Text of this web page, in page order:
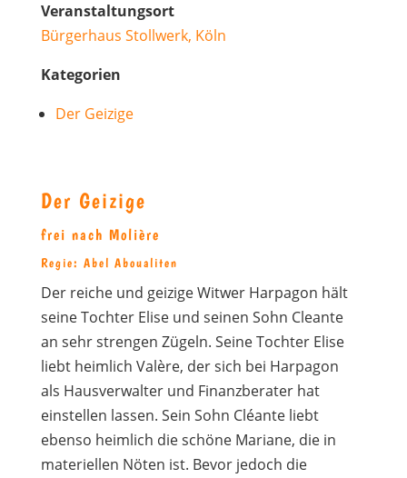
Veranstaltungsort
Bürgerhaus Stollwerk, Köln
Kategorien
Der Geizige
Der Geizige
frei nach Molière
Regie: Abel Aboualiten
Der reiche und geizige Witwer Harpagon hält
seine Tochter Elise und seinen Sohn Cleante
an sehr strengen Zügeln. Seine Tochter Elise
liebt heimlich Valère, der sich bei Harpagon
als Hausverwalter und Finanzberater hat
einstellen lassen. Sein Sohn Cléante liebt
ebenso heimlich die schöne Mariane, die in
materiellen Nöten ist. Bevor jedoch die